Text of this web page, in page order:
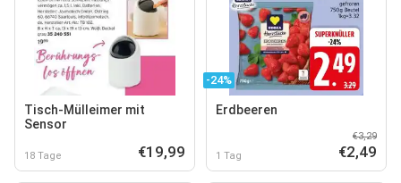
Tisch-Mülleimer mit
Sensor
18 Tage €19,99
-24%
Erdbeeren
1 Tag
€3,29
€2,49